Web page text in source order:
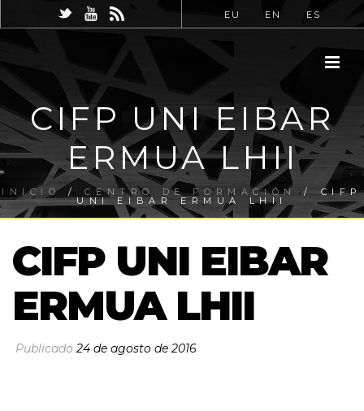
EU EN ES
CIFP UNI EIBAR
ERMUA LHII
INICIO/CENTRO DE FORMACIÓN / CIFP
UNI EIBAR ERMUA LHII
CIFP UNI EIBAR
ERMUA LHII
Publicado24 de agosto de 2016